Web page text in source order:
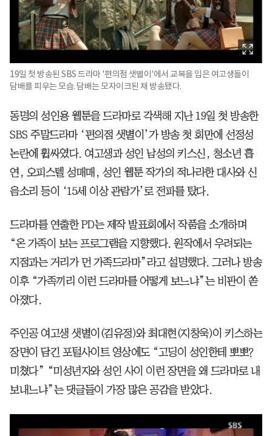
19일 첫 방송된 SBS 드라마 '편의점 샛별이'에서 교복을 입은 여고생들이
담배를 피우는 모습. 담배는 모자이크된 채 방송됐다.
동명의 성인용 웹툰을 드라마로 각색해 지난 19일 첫 방송한
SBS 주말드라마 ‘편의점 샛별이’가 방송 첫 회만에 선정성
논란에 휩싸였다. 여고생과 성인 남성의 키스신, 청소년 흡
연, 오피스텔 성매매, 성인 웹툰 작가의 적나라한 대사와 신
음소리 등이 ‘15세 이상 관람가’로 전파를 탔다.
드라마를 연출한 PD는 제작 발표회에서 작품을 소개하며
“온 가족이 보는 프로그램을 지향했다. 원작에서 우려되는
지점과는 거리가 먼 가족드라마”라고 설명했다. 그러나 방송
이후 “가족끼리 이런 드라마를 어떻게 보느냐”는 비판이 쏟
아졌다.
주인공 여고생 샛별이(김유정)와 최대현(지창욱)이 키스하는
장면이 담긴 포털사이트 영상에도 “고딩이 성인한테 뽀뽀?
미쳤다” “미성년자와 성인 사이 이런 장면을 왜 드라마로 내
보내느냐”는 댓글들이 가장 많은 공감을 받았다.